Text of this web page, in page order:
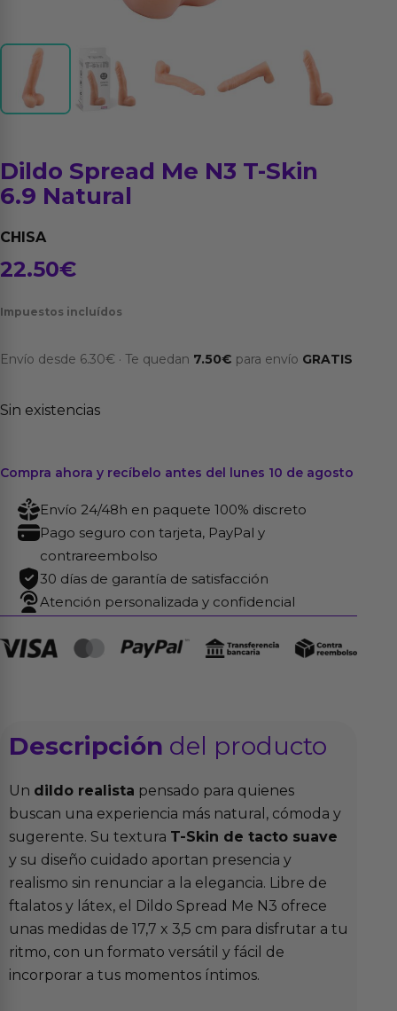
Dildo Spread Me N3 T-Skin
6.9 Natural
CHISA
22.50€
Impuestos incluídos
Envío desde 6.30€ · Te quedan 7.50€ para envío GRATIS
Sin existencias
Compra ahora y recíbelo antes del lunes 10 de agosto
Envío 24/48h en paquete 100% discreto
Pago seguro con tarjeta, PayPal y
contrareembolso
30 días de garantía de satisfacción
Atención personalizada y confidencial
Descripción del producto
Un dildo realista pensado para quienes
buscan una experiencia más natural, cómoda y
sugerente. Su textura T-Skin de tacto suave
y su diseño cuidado aportan presencia y
realismo sin renunciar a la elegancia. Libre de
ftalatos y látex, el Dildo Spread Me N3 ofrece
unas medidas de 17,7 x 3,5 cm para disfrutar a tu
ritmo, con un formato versátil y fácil de
incorporar a tus momentos íntimos.